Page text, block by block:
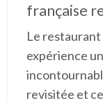
française
Le restaurant
expérience
revisitée et